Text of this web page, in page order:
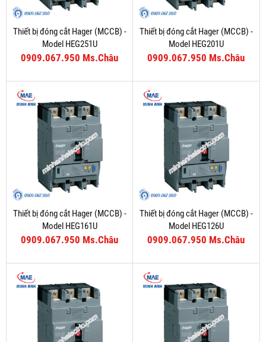
Thiết bị đóng cắt Hager (MCCB) -
Model HEG251U
0909.067.950 Ms.Châu
Thiết bị đóng cắt Hager (MCCB) -
Model HEG201U
0909.067.950 Ms.Châu
Thiết bị đóng cắt Hager (MCCB) -
Model HEG161U
0909.067.950 Ms.Châu
Thiết bị đóng cắt Hager (MCCB) -
Model HEG126U
0909.067.950 Ms.Châu